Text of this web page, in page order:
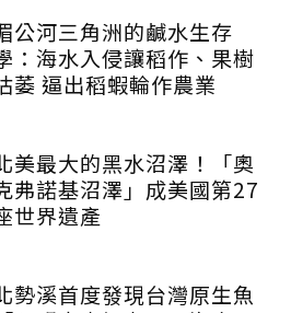
公河三角洲的鹹水生存
：海水入侵讓稻作、果樹
萎 逼出稻蝦輪作農業
美最大的黑水沼澤！「奧
弗諾基沼澤」成美國第27
世界遺產
勢溪首度發現台灣原生魚